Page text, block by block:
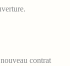
contrat